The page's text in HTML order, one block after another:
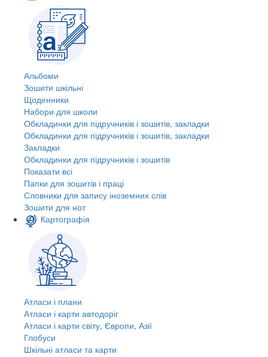
Альбоми
Зошити шкільні
Щоденники
Набори для школи
Обкладинки для підручників і зошитів, закладки
Обкладинки для підручників і зошитів, закладки
Закладки
Обкладинки для підручників і зошитів
Показати всі
Папки для зошитів і праці
Словники для запису іноземних слів
Зошити для нот
Картографія
Атласи і плани
Атласи і карти автодоріг
Атласи і карти світу, Європи, Азії
Глобуси
Шкільні атласи та карти